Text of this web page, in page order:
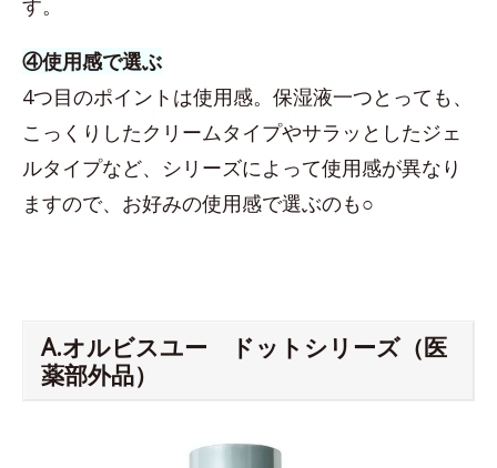
す。
④使用感で選ぶ
4つ目のポイントは使用感。保湿液一つとっても、
こっくりしたクリームタイプやサラッとしたジェ
ルタイプなど、シリーズによって使用感が異なり
ますので、お好みの使用感で選ぶのも○
A.オルビスユー ドットシリーズ（医
薬部外品）